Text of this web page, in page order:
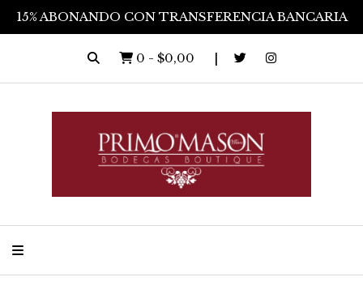
15% ABONANDO CON TRANSFERENCIA BANCARIA
0 - $0,00